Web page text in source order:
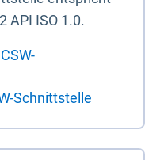
API ISO 1.0.
Schnittstelle